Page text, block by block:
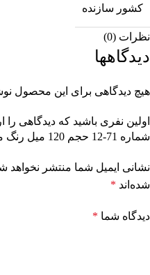
کشور سازنده
نظرات (0)
دیدگاهها
هیچ دیدگاهی برای این محصول
اولین نفری باشید که دیدگاهی
شماره 71-12 حجم 120 میل رنگ مرواریدی پلاتینه”
نشانی ایمیل شما منتشر نخواهد
شده‌اند *
دیدگاه شما *